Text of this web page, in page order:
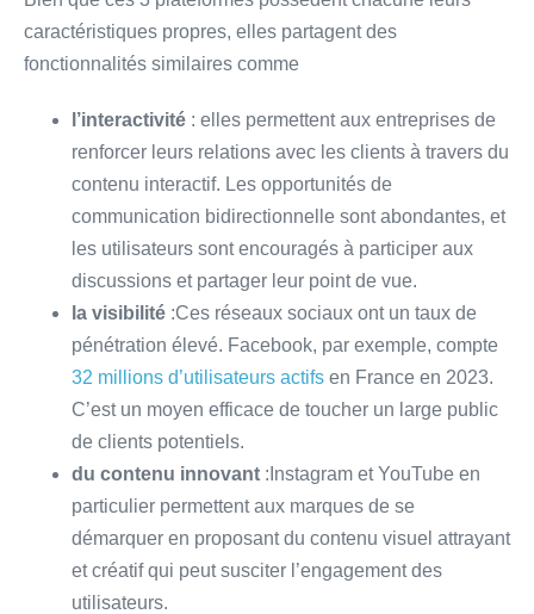
caractéristiques propres, elles partagent des
fonctionnalités similaires comme
l’interactivité : elles permettent aux entreprises de
renforcer leurs relations avec les clients à travers du
contenu interactif. Les opportunités de
communication bidirectionnelle sont abondantes, et
les utilisateurs sont encouragés à participer aux
discussions et partager leur point de vue.
la visibilité :Ces réseaux sociaux ont un taux de
pénétration élevé. Facebook, par exemple, compte
32 millions d’utilisateurs actifs en France en 2023.
C’est un moyen efficace de toucher un large public
de clients potentiels.
du contenu innovant :Instagram et YouTube en
particulier permettent aux marques de se
démarquer en proposant du contenu visuel attrayant
et créatif qui peut susciter l’engagement des
utilisateurs.